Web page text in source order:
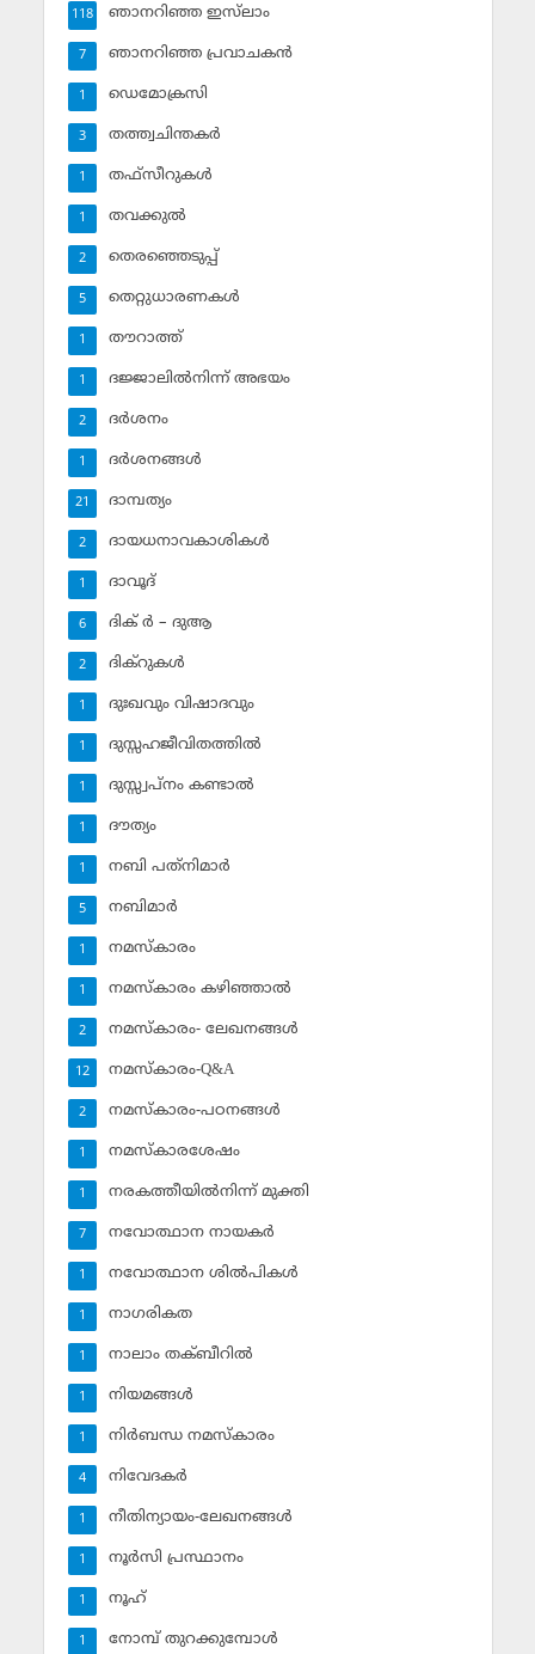
ഞാനറിഞ്ഞ ഇസ്‌ലാം
118
ഞാനറിഞ്ഞ പ്രവാചകന്‍
7
ഡെമോക്രസി
1
തത്ത്വചിന്തകര്‍
3
തഫ്‌സീറുകള്‍
1
തവക്കുല്‍
1
തെരഞ്ഞെടുപ്പ്
2
തെറ്റുധാരണകള്‍
5
തൗറാത്ത്
1
ദജ്ജാലില്‍നിന്ന് അഭയം
1
ദര്‍ശനം
2
ദര്‍ശനങ്ങള്‍
1
ദാമ്പത്യം
21
ദായധനാവകാശികള്‍
2
ദാവൂദ്‌
1
ദിക് ര്‍ – ദുആ
6
ദിക്‌റുകള്‍
2
ദുഃഖവും വിഷാദവും
1
ദുസ്സഹജീവിതത്തില്‍
1
ദുസ്സ്വപ്‌നം കണ്ടാല്‍
1
ദൗത്യം
1
നബി പത്‌നിമാര്‍
1
നബിമാര്‍
5
നമസ്‌കാരം
1
നമസ്‌കാരം കഴിഞ്ഞാല്‍
1
നമസ്‌കാരം- ലേഖനങ്ങള്‍
2
നമസ്‌കാരം-Q&A
12
നമസ്‌കാരം-പഠനങ്ങള്‍
2
നമസ്‌കാരശേഷം
1
നരകത്തീയില്‍നിന്ന് മുക്തി
1
നവോത്ഥാന നായകര്‍
7
നവോത്ഥാന ശില്‍പികള്‍
1
നാഗരികത
1
നാലാം തക്ബീറില്‍
1
നിയമങ്ങള്‍
1
നിര്‍ബന്ധ നമസ്‌കാരം
1
നിവേദകര്‍
4
നീതിന്യായം-ലേഖനങ്ങള്‍
1
നൂര്‍സി പ്രസ്ഥാനം
1
നൂഹ്‌
1
നോമ്പ് തുറക്കുമ്പോള്‍
1